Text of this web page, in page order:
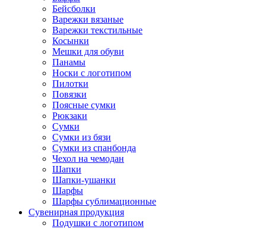
Бейсболки
Варежки вязаные
Варежки текстильные
Косынки
Мешки для обуви
Панамы
Носки с логотипом
Пилотки
Повязки
Поясные сумки
Рюкзаки
Сумки
Сумки из бязи
Сумки из спанбонда
Чехол на чемодан
Шапки
Шапки-ушанки
Шарфы
Шарфы сублимационные
Сувенирная продукция
Подушки с логотипом